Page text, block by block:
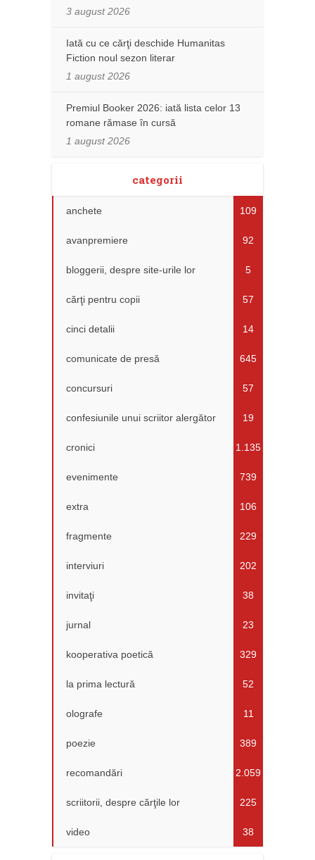
3 august 2026
Iată cu ce cărţi deschide Humanitas
Fiction noul sezon literar
1 august 2026
Premiul Booker 2026: iată lista celor 13
romane rămase în cursă
1 august 2026
categorii
anchete 109
avanpremiere 92
bloggerii, despre site-urile lor 5
cărţi pentru copii 57
cinci detalii 14
comunicate de presă 645
concursuri 57
confesiunile unui scriitor alergător 19
cronici 1.135
evenimente 739
extra 106
fragmente 229
interviuri 202
invitaţi 38
jurnal 23
kooperativa poetică 329
la prima lectură 52
olografe 11
poezie 389
recomandări 2.059
scriitorii, despre cărţile lor 225
video 38